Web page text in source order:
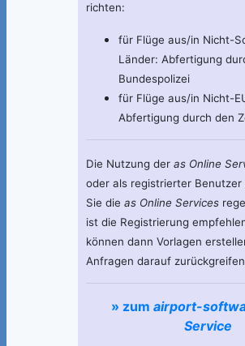
richten:
für Flüge aus/in Nicht-
Länder: Abfertigung
Bundespolizei
für Flüge aus/in Nicht-
Abfertigung durch den
Die Nutzung der as Online
oder als registrierter Benutzer
Sie die as Online Services
ist die Registrierung
können dann Vorlagen
Anfragen darauf
» zum airport-
Service